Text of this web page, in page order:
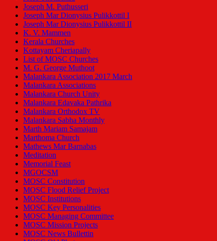
Joseph M. Puthusseri
Joseph Mar Dionysius Pulikkottil I
Joseph Mar Dionysius Pulikkottil II
K. V. Mammen
Kerala Churches
Kottayam Cheriapally
List of MOSC Churches
M. G. George Muthoot
Malankara Association 2017 March
Malankara Associations
Malankara Church Unity
Malankara Edavaka Pathrika
Malankara Orthodox TV
Malankara Sabha Monthly
Marth Mariam Samajam
Marthoma Church
Mathews Mar Barnabas
Meditation
Memorial Feast
MGOCSM
MOSC Constitution
MOSC Flood Relief Project
MOSC Institutions
MOSC Key Personalities
MOSC Managing Committee
MOSC Mission Projects
MOSC News Bullettin